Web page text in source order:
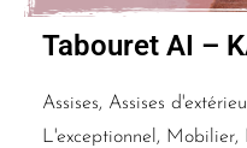
Tabouret AI –
Assises, Assises
L'exceptionnel, Mobilier,